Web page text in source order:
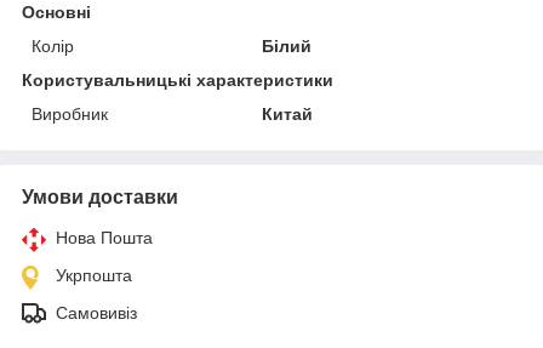
Основні
Колір
Білий
Користувальницькі характеристики
Виробник
Китай
Умови доставки
Нова Пошта
Укрпошта
Самовивіз